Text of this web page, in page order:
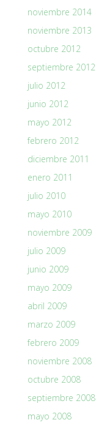
noviembre 2014
noviembre 2013
octubre 2012
septiembre 2012
julio 2012
junio 2012
mayo 2012
febrero 2012
diciembre 2011
enero 2011
julio 2010
mayo 2010
noviembre 2009
julio 2009
junio 2009
mayo 2009
abril 2009
marzo 2009
febrero 2009
noviembre 2008
octubre 2008
septiembre 2008
mayo 2008